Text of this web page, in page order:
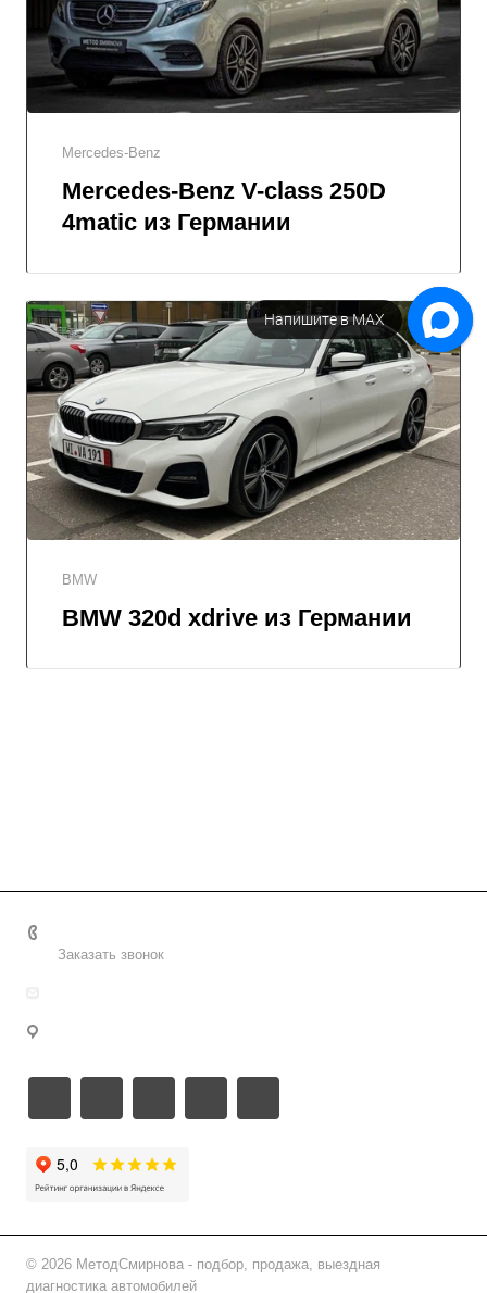
Mercedes-Benz
Mercedes-Benz V-class 250D
4matic из Германии
BMW
BMW 320d xdrive из Германии
Заказать звонок
© 2026 МетодСмирнова - подбор, продажа, выездная
диагностика автомобилей
Напишите в МАХ